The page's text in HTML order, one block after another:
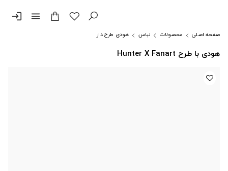
menu
login
صفحه اصلی محصولات لباس هودی طرح دار
هودی با طرح Hunter X Fanart